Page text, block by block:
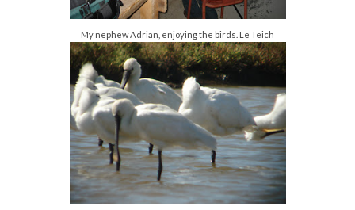
My nephew Adrian, enjoying the birds. Le Teich